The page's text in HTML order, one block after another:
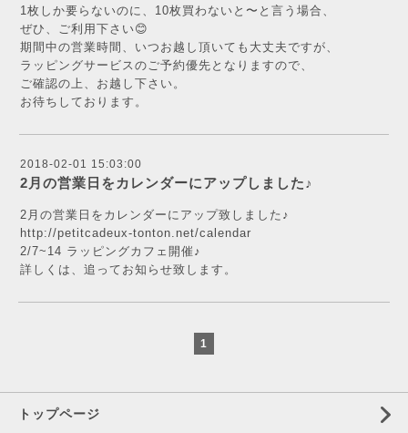
1枚しか要らないのに、10枚買わないと〜と言う場合、
ぜひ、ご利用下さい😊
期間中の営業時間、いつお越し頂いても大丈夫ですが、
ラッピングサービスのご予約優先となりますので、
ご確認の上、お越し下さい。
お待ちしております。
2018-02-01 15:03:00
2月の営業日をカレンダーにアップしました♪
2月の営業日をカレンダーにアップ致しました♪
http://petitcadeux-tonton.net/calendar
2/7~14 ラッピングカフェ開催♪
詳しくは、追ってお知らせ致します。
1
トップページ